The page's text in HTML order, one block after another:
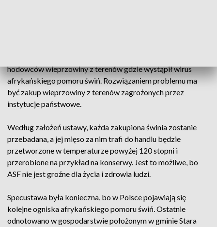
hodowców wieprzowiny z terenów gdzie wystąpił wirus
afrykańskiego pomoru świń. Rozwiązaniem problemu ma
być zakup wieprzowiny z terenów zagrożonych przez
instytucje państwowe.
Według założeń ustawy, każda zakupiona świnia zostanie
przebadana, a jej mięso za nim trafi do handlu będzie
przetworzone w temperaturze powyżej 120 stopni i
przerobione na przykład na konserwy. Jest to możliwe, bo
ASF nie jest groźne dla życia i zdrowia ludzi.
Specustawa była konieczna, bo w Polsce pojawiają się
kolejne ogniska afrykańskiego pomoru świń. Ostatnie
odnotowano w gospodarstwie położonym w gminie Stara